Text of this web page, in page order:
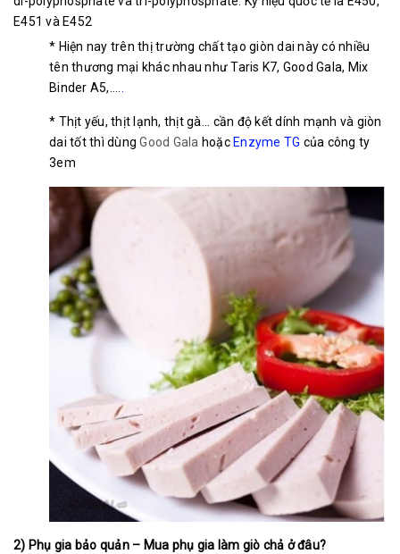
E451 và E452
* Hiện nay trên thị trường chất tạo giòn dai này có nhiều
tên thương mại khác nhau như Taris K7, Good Gala, Mix
Binder A5,.....
* Thịt yếu, thịt lạnh, thịt gà... cần độ kết dính mạnh và giòn
dai tốt thì dùngGood Gala hoặc Enzyme TG của công ty
3em
2) Phụ gia bảo quản – Mua phụ gia làm giò chả ở đâu?